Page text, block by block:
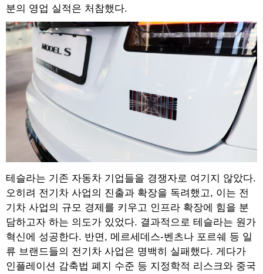
분의 영업 실적은 처참했다.
테슬라는 기존 자동차 기업들을 경쟁자로 여기지 않았다.
오히려 전기차 사업의 진출과 확장을 독려했고, 이는 전
기차 사업의 규모 경제를 키우고 인프라 확장에 힘을 분
담하고자 하는 의도가 있었다. 결과적으로 테슬라는 원가
혁신에 성공한다. 반면, 메르세데스-벤츠나 포르쉐 등 일
류 브랜드들의 전기차 사업은 명백히 실패했다. 게다가
인플레이션 감축법 폐지 수준 등 지정학적 리스크와 중국